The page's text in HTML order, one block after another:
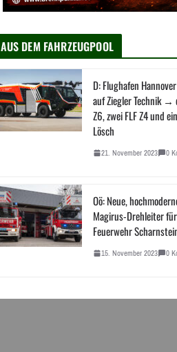
AUS DEM FAHRZEUGPOOL
D: Flughafen
auf Ziegler Technik →
Z6, zwei FLF Z4 und
Lösch
21. November 2023 0
Oö: Neue,
Magirus-Drehleiter
Feuerwehr
15. November 2023 0